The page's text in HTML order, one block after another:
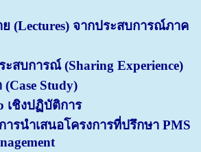
ย (Lectures) จากประสบการณ์ภาค
ะสบการณ์ (Sharing Experience)
Study)
เชิงปฏิบัติการ
ารนำเสนอโครงการที่ปรึกษา PMS